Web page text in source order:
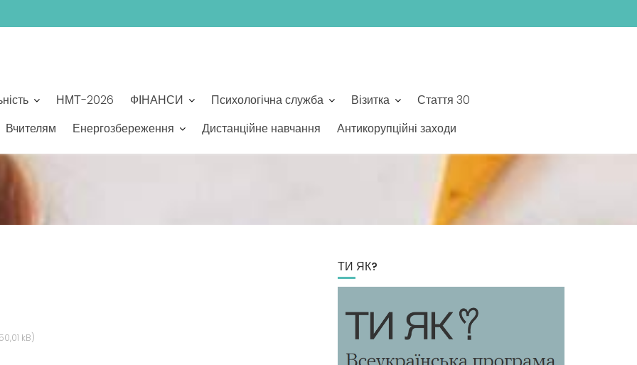
НМТ-2026 ФІНАНСИ Психологічна служба Візитка
Стаття 30
Вчителям Енергозбереження Дистанційне навчання Антикорупційні заходи
ТИ ЯК?